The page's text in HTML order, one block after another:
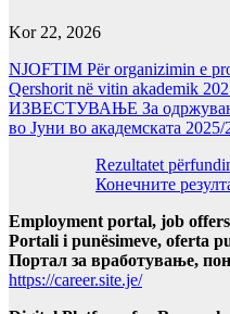
Kor 22, 2026
NJOFTIM Për organizimin e
Qershorit në vitin akademik
ИЗВЕСТУВАЊЕ За
во Јуни во академската
Rezultatet
Конечните
Employment portal, job
Portali i punësimeve, oferta
Портал за вработување,
https://career.site.je/